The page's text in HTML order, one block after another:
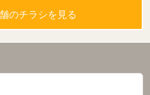
のチラシを見る